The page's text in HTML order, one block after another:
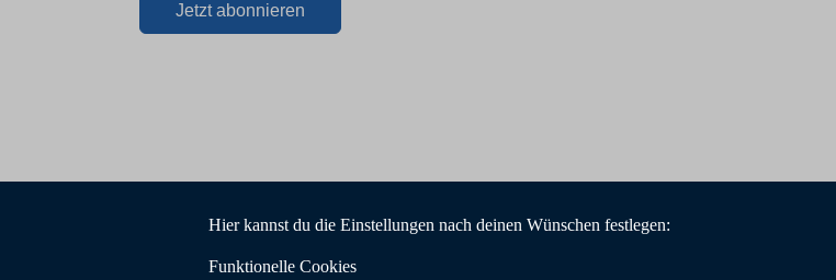
Hier kannst du die Einstellungen nach deinen Wünschen festlegen:
Funktionelle Cookies